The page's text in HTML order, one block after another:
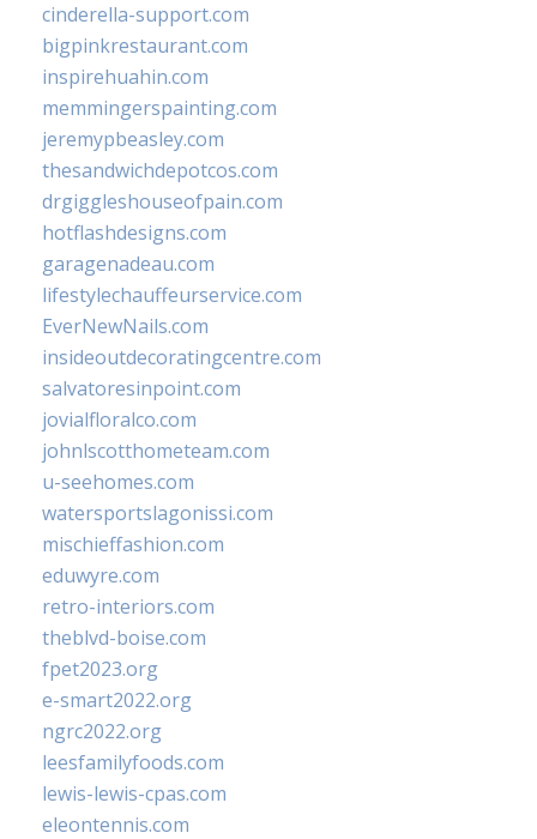
cinderella-support.com
bigpinkrestaurant.com
inspirehuahin.com
memmingerspainting.com
jeremypbeasley.com
thesandwichdepotcos.com
drgiggleshouseofpain.com
hotflashdesigns.com
garagenadeau.com
lifestylechauffeurservice.com
EverNewNails.com
insideoutdecoratingcentre.com
salvatoresinpoint.com
jovialfloralco.com
johnlscotthometeam.com
u-seehomes.com
watersportslagonissi.com
mischieffashion.com
eduwyre.com
retro-interiors.com
theblvd-boise.com
fpet2023.org
e-smart2022.org
ngrc2022.org
leesfamilyfoods.com
lewis-lewis-cpas.com
eleontennis.com